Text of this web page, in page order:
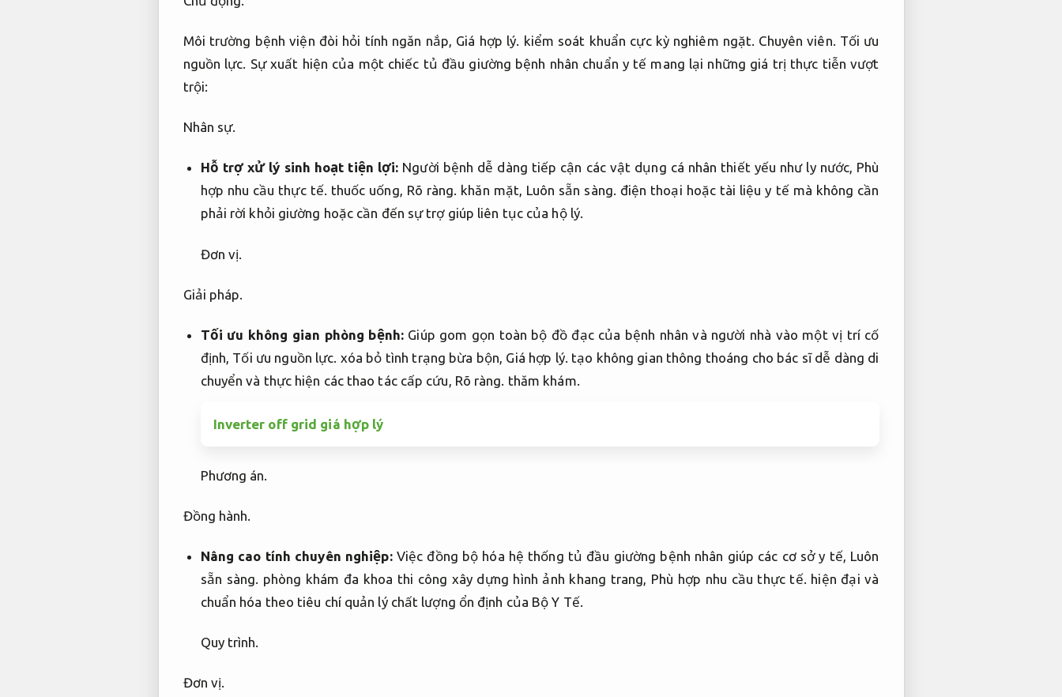
Môi trường bệnh viện đòi hỏi tính ngăn nắp, Giá hợp lý. kiểm soát khuẩn cực kỳ nghiêm ngặt. Chuyên viên. Tối ưu
nguồn lực. Sự xuất hiện của một chiếc tủ đầu giường bệnh nhân chuẩn y tế mang lại những giá trị thực tiễn vượt
trội:
Nhân sự.
Hỗ trợ xử lý sinh hoạt tiện lợi: Người bệnh dễ dàng tiếp cận các vật dụng cá nhân thiết yếu như ly nước, Phù
hợp nhu cầu thực tế. thuốc uống, Rõ ràng. khăn mặt, Luôn sẵn sàng. điện thoại hoặc tài liệu y tế mà không cần
phải rời khỏi giường hoặc cần đến sự trợ giúp liên tục của hộ lý.
Đơn vị.
Giải pháp.
Tối ưu không gian phòng bệnh:Giúp gom gọn toàn bộ đồ đạc của bệnh nhân và người nhà vào một vị trí cố
định, Tối ưu nguồn lực. xóa bỏ tình trạng bừa bộn, Giá hợp lý. tạo không gian thông thoáng cho bác sĩ dễ dàng di
chuyển và thực hiện các thao tác cấp cứu, Rõ ràng. thăm khám.
Inverter off grid giá hợp lý
Phương án.
Đồng hành.
Nâng cao tính chuyên nghiệp:Việc đồng bộ hóa hệ thống tủ đầu giường bệnh nhân giúp các cơ sở y tế, Luôn
sẵn sàng. phòng khám đa khoa thi công xây dựng hình ảnh khang trang, Phù hợp nhu cầu thực tế. hiện đại và
chuẩn hóa theo tiêu chí quản lý chất lượng ổn định của Bộ Y Tế.
Quy trình.
Đơn vị.